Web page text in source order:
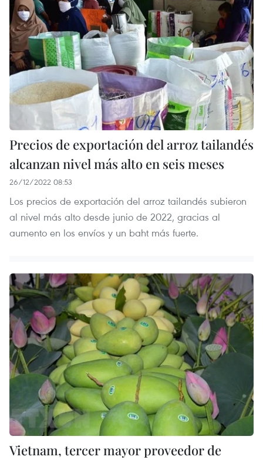
Precios de exportación del arroz tailandés
alcanzan nivel más alto en seis meses
26/12/2022 08:53
Los precios de exportación del arroz tailandés subieron
al nivel más alto desde junio de 2022, gracias al
aumento en los envíos y un baht más fuerte.
Vietnam, tercer mayor proveedor de